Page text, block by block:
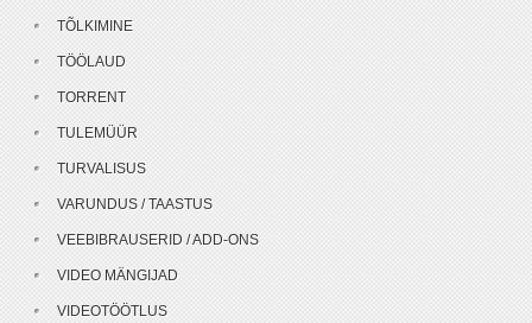
TÕLKIMINE
TÖÖLAUD
TORRENT
TULEMÜÜR
TURVALISUS
VARUNDUS / TAASTUS
VEEBIBRAUSERID / ADD-ONS
VIDEO MÄNGIJAD
VIDEOTÖÖTLUS